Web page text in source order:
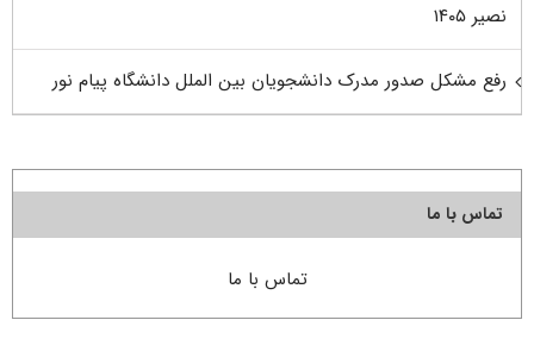
نصیر ۱۴۰۵
رفع مشکل صدور مدرک دانشجویان بین الملل دانشگاه پیام نور
تماس با ما
تماس با ما